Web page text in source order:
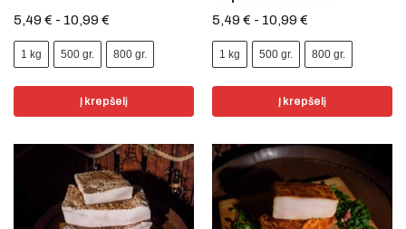
5,49 € - 10,99 €
1 kg 500 gr. 800 gr.
Į krepšelį
5,49 € - 10,99 €
1 kg 500 gr. 800 gr.
Į krepšelį